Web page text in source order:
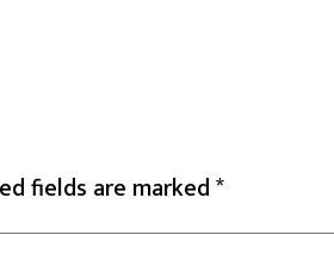
fields are marked*